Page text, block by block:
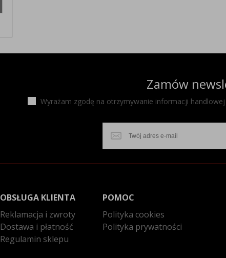
Zamów
Wyrażam zgodę na otrzymywanie informacji
OBSŁUGA KLIENTA
Reklamacja i zwroty
Dostawa i płatność
Regulamin sklepu
POMOC
Polityka cookies
Polityka prywatności